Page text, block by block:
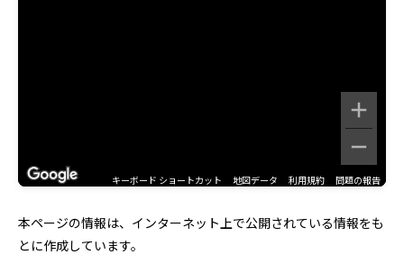
キーボード ショートカット 地図データ 利用規約 問題の報告
本ページの情報は、インターネット上で公開されている情報をも
とに作成しています。